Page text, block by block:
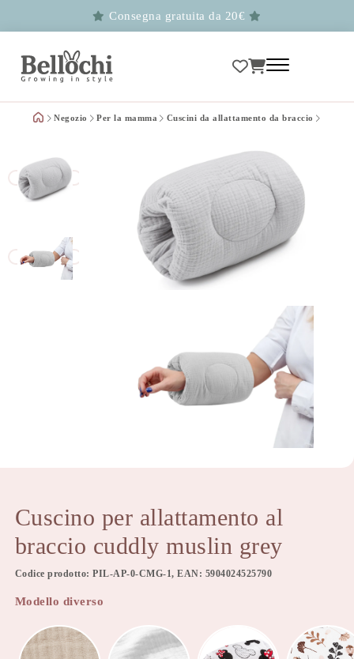
Consegna gratuita da 20€
Negozio Per la mamma Cuscini da allattamento da braccio
Cuscino per allattamento al
braccio cuddly muslin grey
Codice prodotto: PIL-AP-0-CMG-1, EAN: 5904024525790
Modello diverso